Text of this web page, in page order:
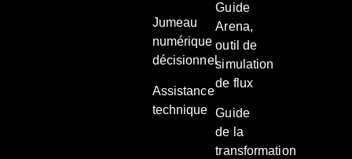
Jumeau
numérique
décisionnel
Assistance
technique
Guide
Arena,
outil de
simulation
de flux
Guide
de la
transformation